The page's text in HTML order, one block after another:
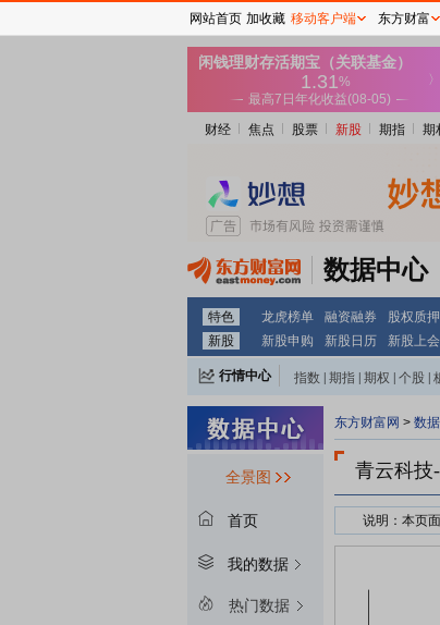
财经 焦点 股票 新股 期指 期
数据中心
特色 龙虎榜单 融资融券 股权质押
新股
新股申购 新股日历 新股上会
行情中心 指数 期指 期权 个股
全景图
首页
我的数据
热门数据
东方财富网 > 数
青云科技
说明：本页
接受股权质
预警线算法
网站首页 加收藏 移动客户端 东方财富